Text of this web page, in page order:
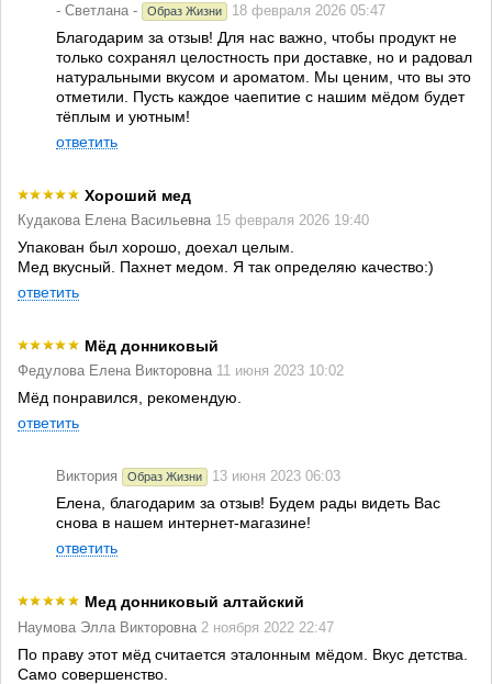
- Светлана - Образ Жизни 18 февраля 2026 05:47
Благодарим за отзыв! Для нас важно, чтобы продукт не
только сохранял целостность при доставке, но и радовал
натуральными вкусом и ароматом. Мы ценим, что вы это
отметили. Пусть каждое чаепитие с нашим мёдом будет
тёплым и уютным!
ответить
Хороший мед
Кудакова Елена Васильевна 15 февраля 2026 19:40
Упакован был хорошо, доехал целым.
Мед вкусный. Пахнет медом. Я так определяю качество:)
ответить
Мёд донниковый
Федулова Елена Викторовна 11 июня 2023 10:02
Мёд понравился, рекомендую.
ответить
Виктория Образ Жизни 13 июня 2023 06:03
Елена, благодарим за отзыв! Будем рады видеть Вас
снова в нашем интернет-магазине!
ответить
Мед донниковый алтайский
Наумова Элла Викторовна 2 ноября 2022 22:47
По праву этот мёд считается эталонным мёдом. Вкус детства.
Само совершенство.